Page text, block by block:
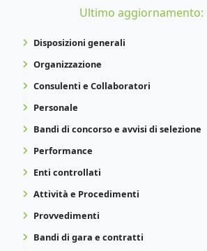
Disposizioni generali
Organizzazione
Consulenti e Collaboratori
Personale
Bandi di concorso e avvisi di selezione
Performance
Enti controllati
Attività e Procedimenti
Provvedimenti
Bandi di gara e contratti
Ultimo aggiornamento: